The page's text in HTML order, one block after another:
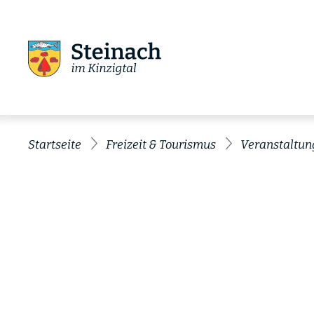
Startseite Freizeit & Tourismus